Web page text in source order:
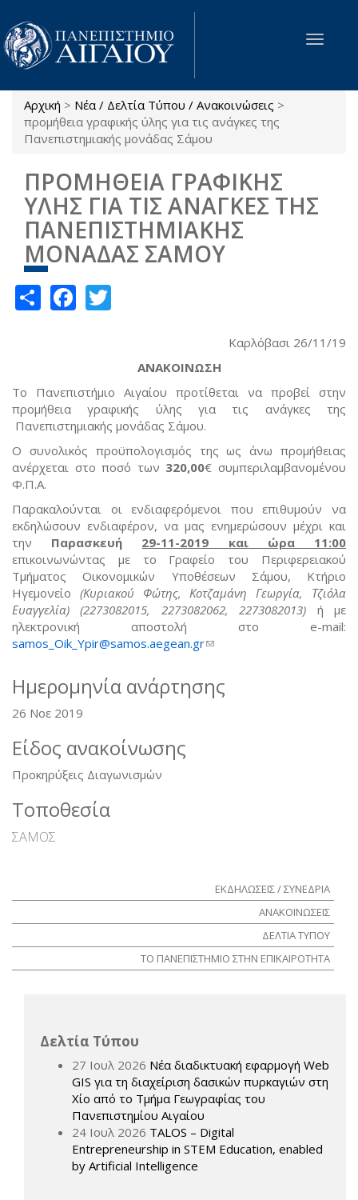
Παράκαμψη προς το κυρίως περιεχόμενο
Toggle
Είστε εδώ
Αρχική > Νέα / Δελτία Τύπου / Ανακοινώσεις >
προμήθεια γραφικής ύλης για τις ανάγκες της
Πανεπιστημιακής μονάδας Σάμου
ΠΡΟΜΗΘΕΙΑ ΓΡΑΦΙΚΗΣ
ΥΛΗΣ ΓΙΑ ΤΙΣ ΑΝΑΓΚΕΣ ΤΗΣ
ΠΑΝΕΠΙΣΤΗΜΙΑΚΗΣ
ΜΟΝΑΔΑΣ ΣΑΜΟΥ
ShareFacebook
Καρλόβασι 26/11/19
ΑΝΑΚΟΙΝΩΣΗ
Το Πανεπιστήμιο Αιγαίου προτίθεται να προβεί στην
προμήθεια γραφικής ύλης για τις ανάγκες της
Πανεπιστημιακής μονάδας Σάμου.
Ο συνολικός προϋπολογισμός της ως άνω προμήθειας
ανέρχεται στο ποσό των 320,00€ συμπεριλαμβανομένου
Φ.Π.Α.
Παρακαλούνται οι ενδιαφερόμενοι που επιθυμούν να
εκδηλώσουν ενδιαφέρον, να μας ενημερώσουν μέχρι και
την Παρασκευή 29-11-2019 και ώρα 11:00
επικοινωνώντας με το Γραφείο του Περιφερειακού
Τμήματος Οικονομικών Υποθέσεων Σάμου, Κτήριο
Ηγεμονείο (Κυριακού Φώτης, Κοτζαμάνη Γεωργία, Τζιόλα
Ευαγγελία) (2273082015, 2273082062, 2273082013) ή με
ηλεκτρονική αποστολή στο e-mail:
samos_Oik_Ypir@samos.aegean.gr(link sends e-mail)
Ημερομηνία ανάρτησης
26 Νοε 2019
Είδος ανακοίνωσης
Προκηρύξεις Διαγωνισμών
Τοποθεσία
ΣΑΜΟΣ
ΕΚΔΗΛΩΣΕΙΣ / ΣΥΝΕΔΡΙΑ
ΑΝΑΚΟΙΝΩΣΕΙΣ
ΔΕΛΤΙΑ ΤΥΠΟΥ
ΤΟ ΠΑΝΕΠΙΣΤΗΜΙΟ ΣΤΗΝ ΕΠΙΚΑΙΡΟΤΗΤΑ
Δελτία Τύπου
27 Ιουλ 2026 Νέα διαδικτυακή εφαρμογή Web
GIS για τη διαχείριση δασικών πυρκαγιών στη
Χίο από το Τμήμα Γεωγραφίας του
Πανεπιστημίου Αιγαίου
24 Ιουλ 2026 TALOS – Digital
Entrepreneurship in STEM Education, enabled
by Artificial Intelligence